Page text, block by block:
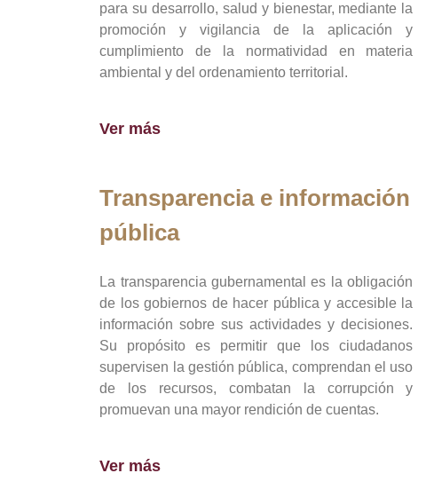
para su desarrollo, salud y bienestar, mediante la
promoción y vigilancia de la aplicación y
cumplimiento de la normatividad en materia
ambiental y del ordenamiento territorial.
Ver más
Transparencia e información
pública
La transparencia gubernamental es la obligación
de los gobiernos de hacer pública y accesible la
información sobre sus actividades y decisiones.
Su propósito es permitir que los ciudadanos
supervisen la gestión pública, comprendan el uso
de los recursos, combatan la corrupción y
promuevan una mayor rendición de cuentas.
Ver más